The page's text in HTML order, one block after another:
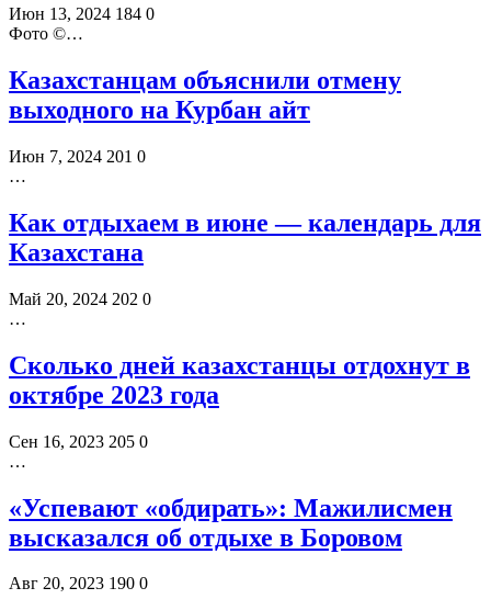
Июн 13, 2024 184 0
Фото ©️…
Казахстанцам объяснили отмену
выходного на Курбан айт
Июн 7, 2024 201 0
…
Как отдыхаем в июне — календарь для
Казахстана
Май 20, 2024 202 0
…
Сколько дней казахстанцы отдохнут в
октябре 2023 года
Сен 16, 2023 205 0
…
«Успевают «обдирать»: Мажилисмен
высказался об отдыхе в Боровом
Авг 20, 2023 190 0